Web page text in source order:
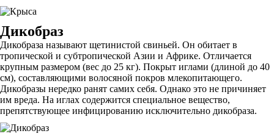
Дикобраз
Дикобраза называют щетинистой свиньей. Он обитает в
тропической и субтропической Азии и Африке. Отличается
крупным размером (вес до 25 кг). Покрыт иглами (длиной до 40
см), составляющими волосяной покров млекопитающего.
Дикобразы нередко ранят самих себя. Однако это не причиняет
им вреда. На иглах содержится специальное вещество,
препятствующее инфицированию исключительно дикобраза.